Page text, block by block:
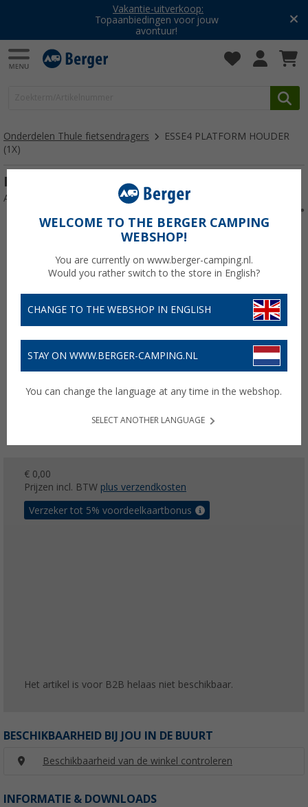
Vakantie-uitverkoop:
Topaanbiedingen voor jouw
avontuur!
Onderdelen Thule fietsendragers
ESSE4 PLATFORM HOUDER
(1X)
ESSE4 PLATFORM HOUDER (1X)
Artikelnr: ESSE4PLATFORMHOLDE123513
€ 0,00
Prijzen incl. BTW plus verzendkosten
Verzeker tot 5% voordeelkaartbonus
Het artikel is voor B2B helaas niet beschikbaar.
BESCHIKBAARHEID BIJ JOU IN DE BUURT
Beschikbaarheid van de winkel controleren
INFORMATIE & DOWNLOADS
WELCOME TO THE BERGER CAMPING
WEBSHOP!
You are currently on www.berger-camping.nl.
Would you rather switch to the store in English?
CHANGE TO THE WEBSHOP IN ENGLISH
STAY ON WWW.BERGER-CAMPING.NL
You can change the language at any time in the webshop.
SELECT ANOTHER LANGUAGE